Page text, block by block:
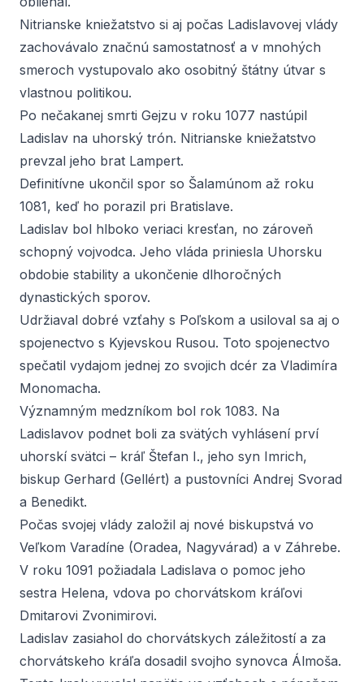
Nitrianske kniežatstvo si aj počas Ladislavovej vlády
zachovávalo značnú samostatnosť a v mnohých
smeroch vystupovalo ako osobitný štátny útvar s
vlastnou politikou.
Po nečakanej smrti Gejzu v roku 1077 nastúpil
Ladislav na uhorský trón. Nitrianske kniežatstvo
prevzal jeho brat Lampert.
Definitívne ukončil spor so Šalamúnom až roku
1081, keď ho porazil pri Bratislave.
Ladislav bol hlboko veriaci kresťan, no zároveň
schopný vojvodca. Jeho vláda priniesla Uhorsku
obdobie stability a ukončenie dlhoročných
dynastických sporov.
Udržiaval dobré vzťahy s Poľskom a usiloval sa aj o
spojenectvo s Kyjevskou Rusou. Toto spojenectvo
spečatil vydajom jednej zo svojich dcér za Vladimíra
Monomacha.
Významným medzníkom bol rok 1083. Na
Ladislavov podnet boli za svätých vyhlásení prví
uhorskí svätci – kráľ Štefan I., jeho syn Imrich,
biskup Gerhard (Gellért) a pustovníci Andrej Svorad
a Benedikt.
Počas svojej vlády založil aj nové biskupstvá vo
Veľkom Varadíne (Oradea, Nagyvárad) a v Záhrebe.
V roku 1091 požiadala Ladislava o pomoc jeho
sestra Helena, vdova po chorvátskom kráľovi
Dmitarovi Zvonimirovi.
Ladislav zasiahol do chorvátskych záležitostí a za
chorvátskeho kráľa dosadil svojho synovca Álmoša.